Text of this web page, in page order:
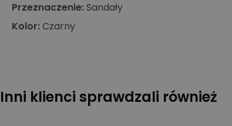
Przeznaczenie:Sandały
Kolor:Czarny
Inni klienci sprawdzali również